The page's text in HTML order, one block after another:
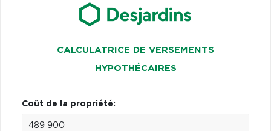
CALCULATRICE DE VERSEMENTS
HYPOTHÉCAIRES
Coût de la propriété: